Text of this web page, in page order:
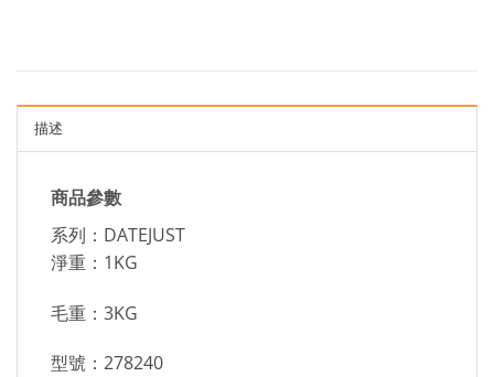
描述
商品參數
系列：DATEJUST
淨重：1KG
毛重：3KG
型號：278240